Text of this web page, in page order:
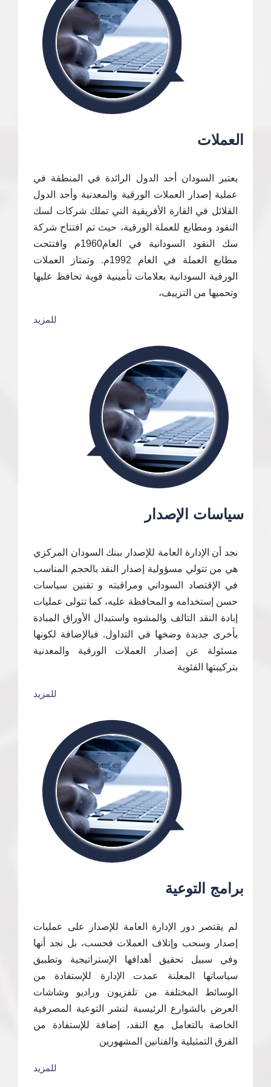
العملات
يعتبر السودان أحد الدول الرائدة في المنطقة في
عملية إصدار العملات الورقية والمعدنية وأحد الدول
القلائل في القارة الأفريقية التي تملك شركات لسك
النقود ومطابع للعملة الورقية، حيث تم افتتاح شركة
سك النقود السودانية في العام1960م وافتتحت
مطابع العملة في العام 1992م. وتمتاز العملات
الورقية السودانية بعلامات تأمينية قوية تحافظ عليها
وتحميها من التزييف،
للمزيد
سياسات الإصدار
نجد أن الإدارة العامة للإصدار ببنك السودان المركزي
هي من تتولي مسؤولية إصدار النقد بالحجم المناسب
في الإقتصاد السوداني ومراقبته و تقنين سياسات
حسن إستخدامه و المحافظة عليه، كما تتولى عمليات
إبادة النقد التالف والمشوه واستبدال الأوراق المبادة
بأخرى جديدة وضخها في التداول. فبالإضافة لكونها
مسئولة عن إصدار العملات الورقية والمعدنية
بتركيبتها الفئوية
للمزيد
برامج التوعية
لم يقتصر دور الإدارة العامة للإصدار على عمليات
إصدار وسحب وإتلاف العملات فحسب، بل نجد أنها
وفي سبيل تحقيق أهدافها الإستراتيجية وتطبيق
سياساتها المعلنة عمدت الإدارة للإستفادة من
الوسائط المختلفة من تلفزيون وراديو وشاشات
العرض بالشوارع الرئيسية لنشر التوعية المصرفية
الخاصة بالتعامل مع النقد، إضافة للإستفادة من
الفرق التمثيلية والفنانين المشهورين
للمزيد